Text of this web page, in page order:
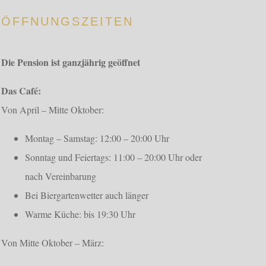
ÖFFNUNGSZEITEN
Die Pension ist ganzjährig geöffnet
Das Café:
Von April – Mitte Oktober:
Montag – Samstag: 12:00 – 20:00 Uhr
Sonntag und Feiertags: 11:00 – 20:00 Uhr oder
nach Vereinbarung
Bei Biergartenwetter auch länger
Warme Küche: bis 19:30 Uhr
Von Mitte Oktober – März: